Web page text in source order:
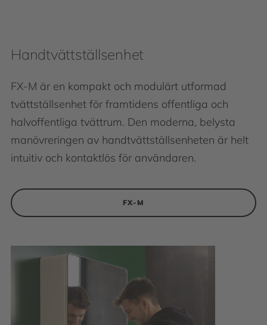
Handtvättställsenhet
FX-M är en kompakt och modulärt utformad
tvättställsenhet för framtidens offentliga och
halvoffentliga tvättrum. Den moderna, belysta
manövreringen av handtvättställsenheten är helt
intuitiv och kontaktlös för användaren.
FX-M